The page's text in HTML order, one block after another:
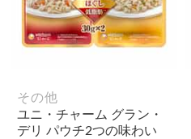
その他
ユニ・チャーム グラン・
デリ パウチ2つの味わい